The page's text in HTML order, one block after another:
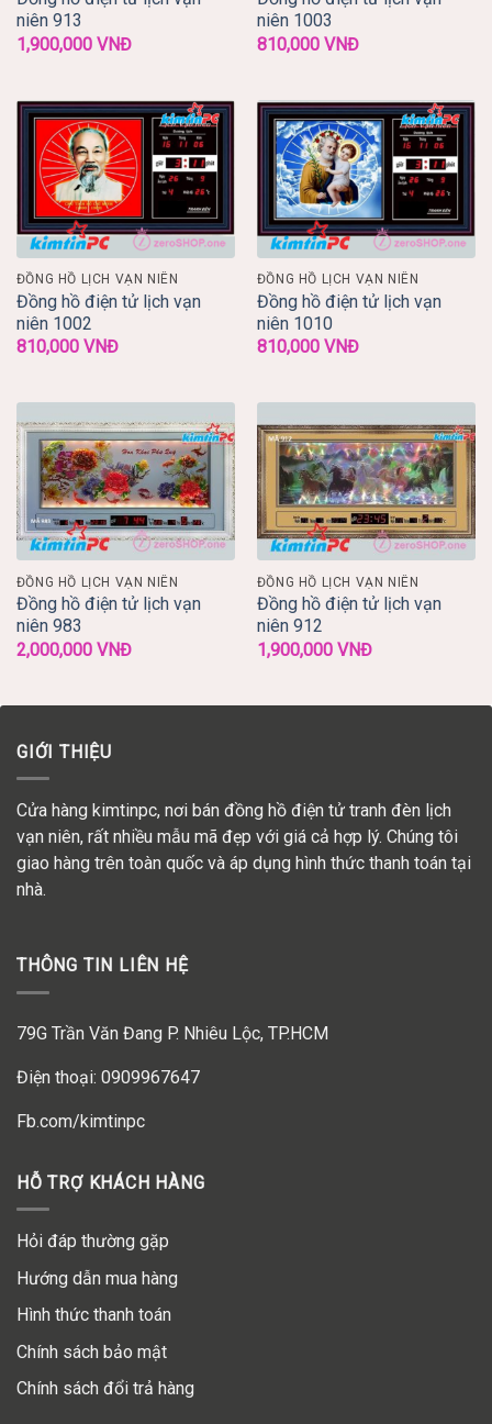
niên 913
1,900,000 VNĐ
niên 1003
810,000 VNĐ
ĐỒNG HỒ LỊCH VẠN NIÊN
Đồng hồ điện tử lịch vạn
niên 1002
810,000 VNĐ
ĐỒNG HỒ LỊCH VẠN NIÊN
Đồng hồ điện tử lịch vạn
niên 1010
810,000 VNĐ
ĐỒNG HỒ LỊCH VẠN NIÊN
Đồng hồ điện tử lịch vạn
niên 983
2,000,000 VNĐ
ĐỒNG HỒ LỊCH VẠN NIÊN
Đồng hồ điện tử lịch vạn
niên 912
1,900,000 VNĐ
GIỚI THIỆU
Cửa hàng kimtinpc, nơi bán đồng hồ điện tử tranh đèn lịch
vạn niên, rất nhiều mẫu mã đẹp với giá cả hợp lý. Chúng tôi
giao hàng trên toàn quốc và áp dụng hình thức thanh toán tại
nhà.
THÔNG TIN LIÊN HỆ
79G Trần Văn Đang P. Nhiêu Lộc, TP.HCM
Điện thoại: 0909967647
Fb.com/kimtinpc
HỖ TRỢ KHÁCH HÀNG
Hỏi đáp thường gặp
Hướng dẫn mua hàng
Hình thức thanh toán
Chính sách bảo mật
Chính sách đổi trả hàng